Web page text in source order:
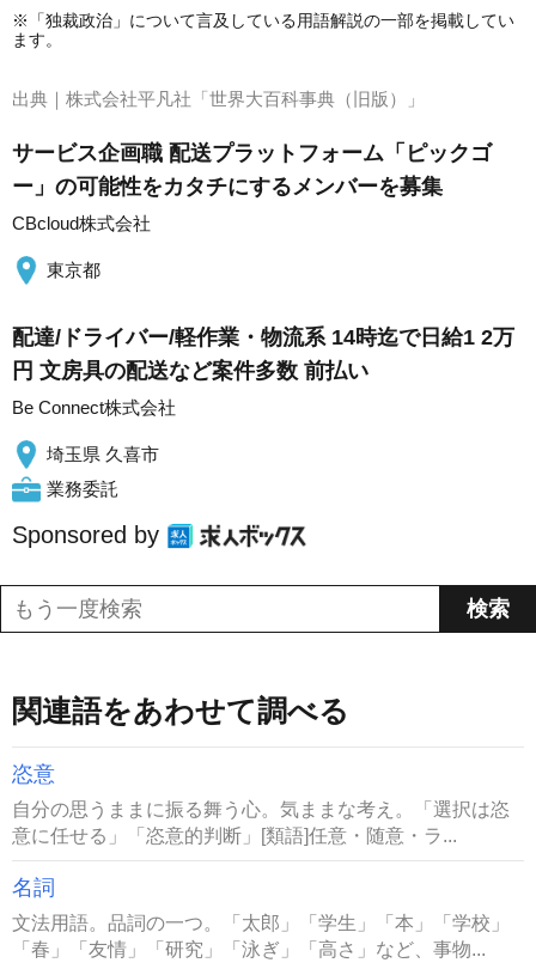
※「独裁政治」について言及している用語解説の一部を掲載してい
ます。
出典｜ 株式会社平凡社「世界大百科事典（旧版）」
サービス企画職 ︎配送プラットフォーム「ピックゴ
ー」の可能性をカタチにするメンバーを募集
CBcloud株式会社
東京都
配達/ドライバー/軽作業・物流系 14時迄で日給1 2万
円 文房具の配送など案件多数 前払い
Be Connect株式会社
埼玉県 久喜市
業務委託
Sponsored by
関連語をあわせて調べる
恣意
自分の思うままに振る舞う心。気ままな考え。「選択は恣
意に任せる」「恣意的判断」[類語]任意・随意・ラ...
名詞
文法用語。品詞の一つ。「太郎」「学生」「本」「学校」
「春」「友情」「研究」「泳ぎ」「高さ」など、事物...